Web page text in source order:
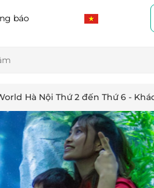
báo
Hà Nội Thứ 2 đến Thứ 6 -